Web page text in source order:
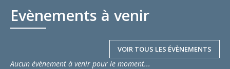
Evènements à venir
VOIR TOUS LES ÉVÈNEMENTS
Aucun évènement à venir pour le moment...